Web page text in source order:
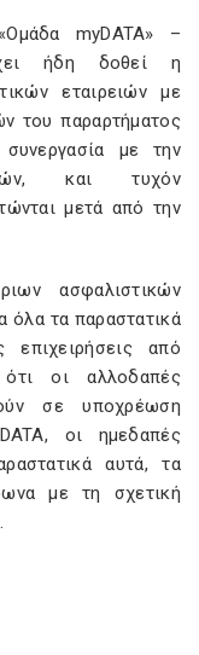
myDATA» –
ήδη δοθεί η
εταιρειών με
του παραρτήματος
με την
και τυχόν
μετά από την
ασφαλιστικών
όλα τα παραστατικά
από
ότι οι αλλοδαπές
σε υποχρέωση
οι ημεδαπές
αυτά, τα
με τη σχετική